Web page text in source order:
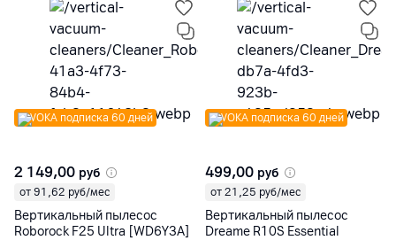
VOKA подписка 60 дней
2 149,00 руб
от 91,62 руб/мес
Вертикальный пылесос
Roborock F25 Ultra [WD6Y3A]
VOKA подписка 60 дней
499,00 руб
от 21,25 руб/мес
Вертикальный пылесос
Dreame R10S Essential